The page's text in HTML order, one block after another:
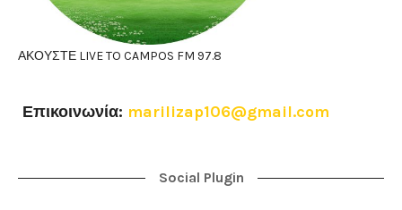
ΑΚΟΥΣΤΕ LIVE TO CAMPOS FM 97.8
Επικοινωνία: marilizap106@gmail.com
Social Plugin